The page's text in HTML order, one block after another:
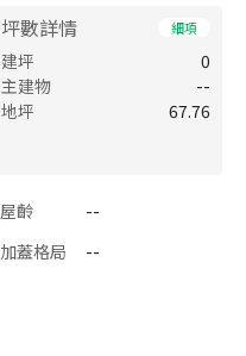
坪數詳情 細項
建坪
0
主建物
--
地坪
67.76
屋齡
--
加蓋格局
--